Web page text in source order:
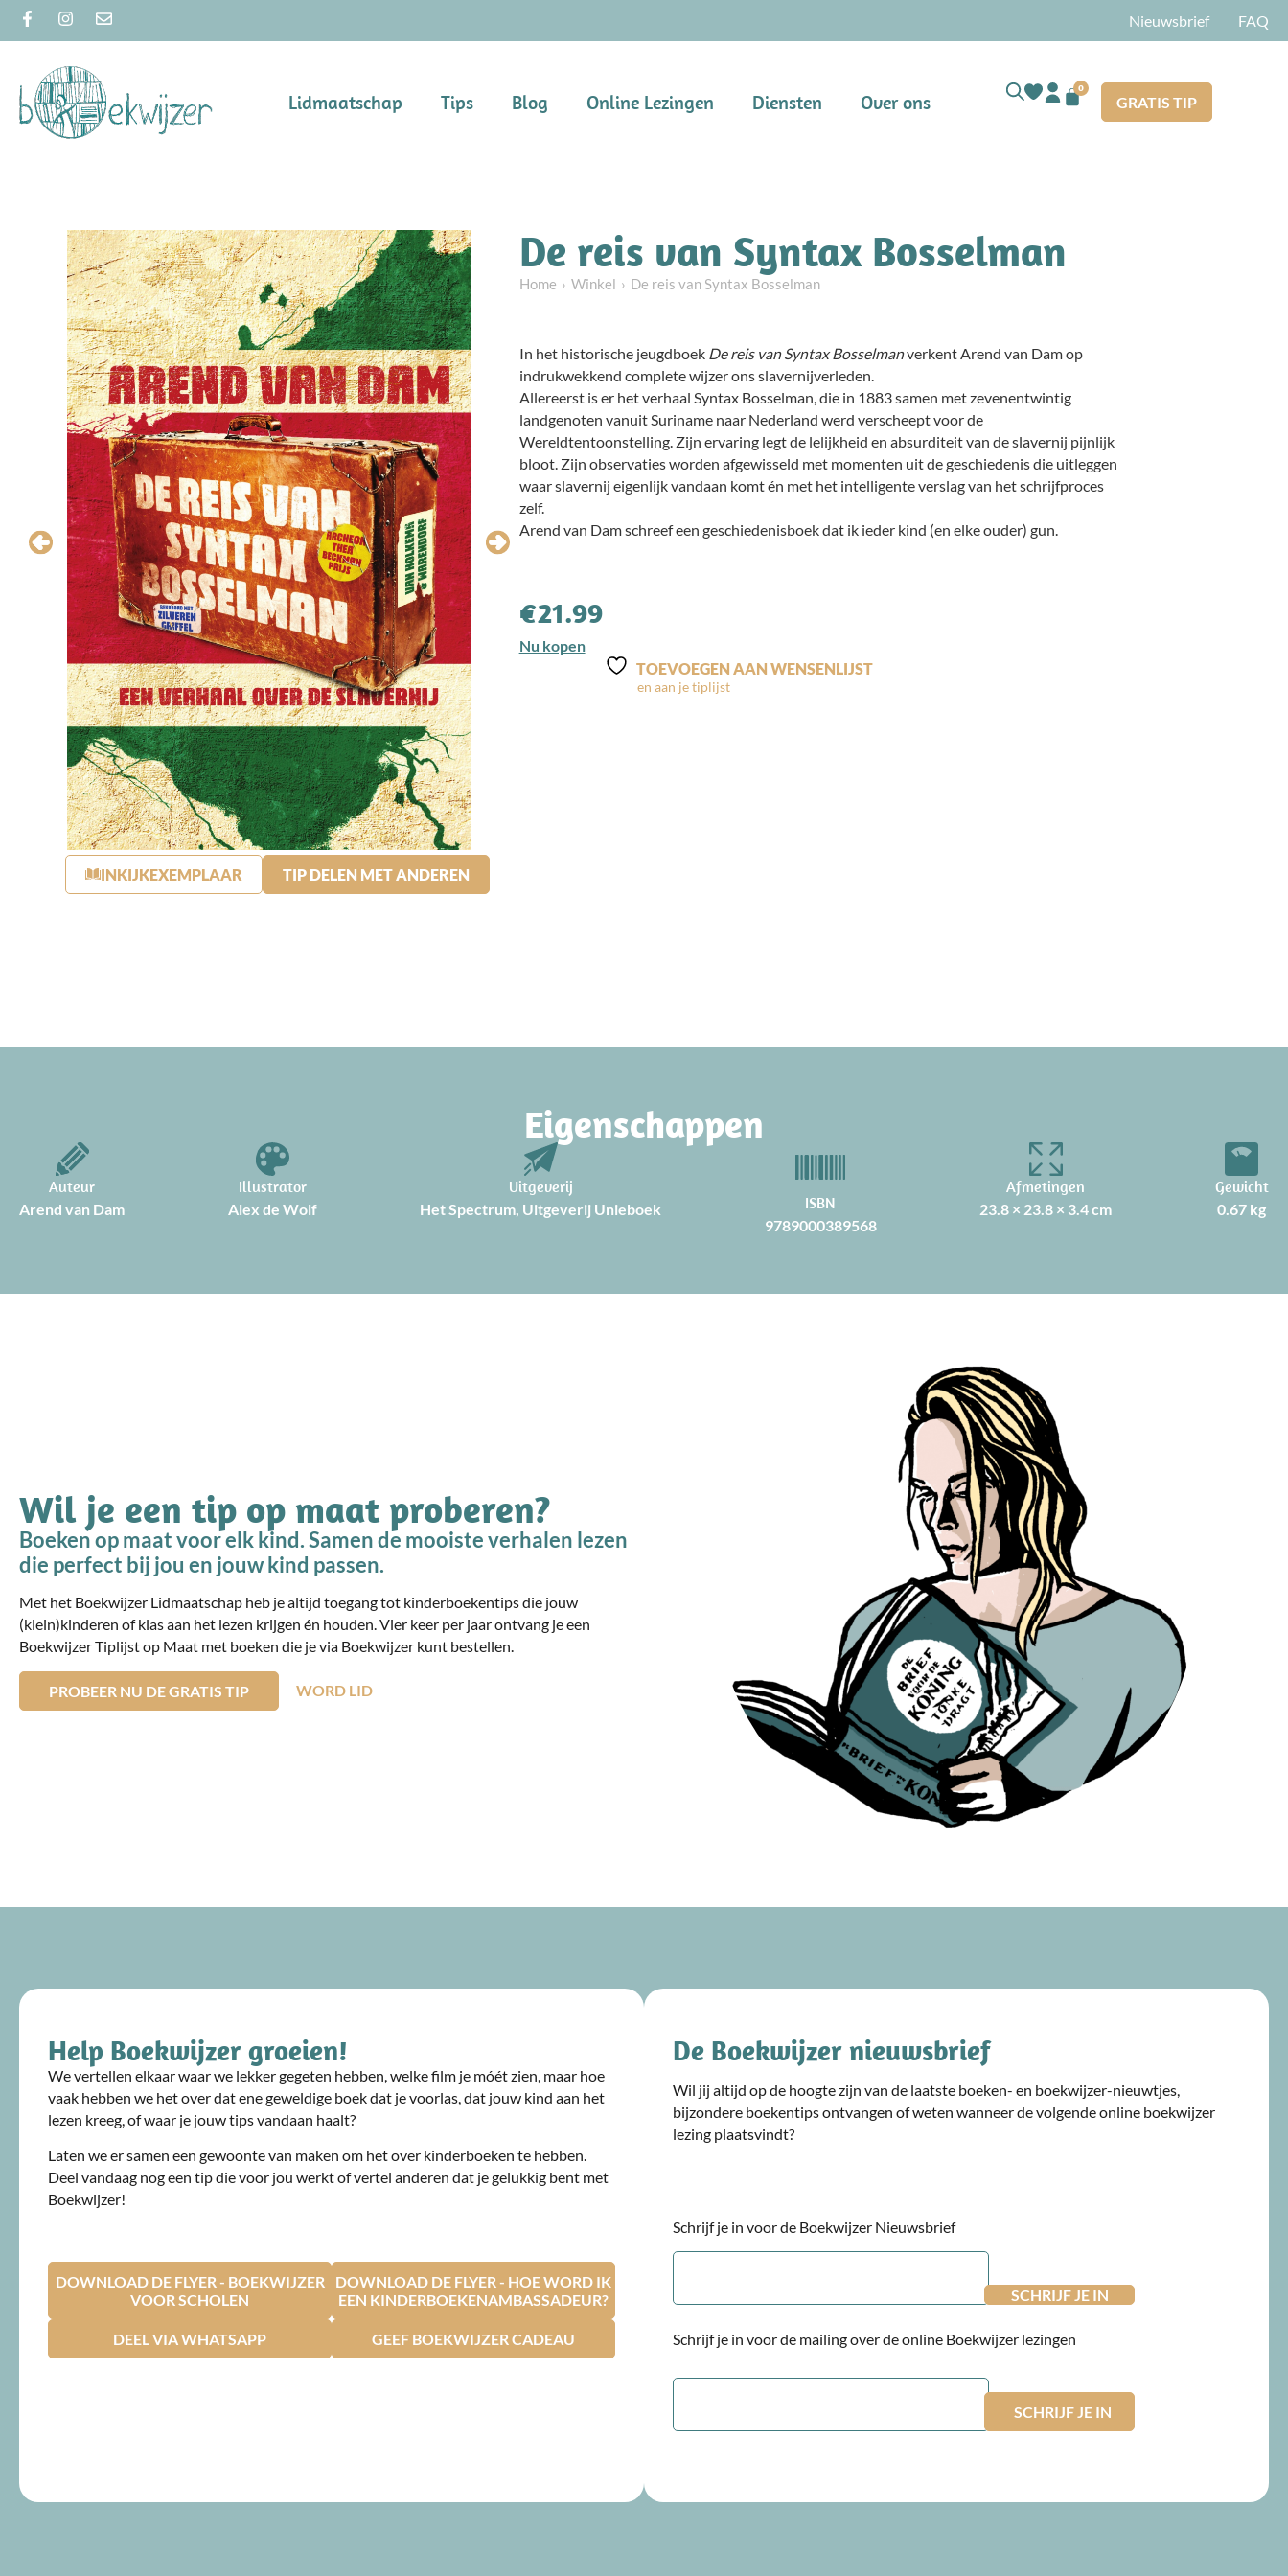
Nieuwsbrief FAQ
Lidmaatschap Tips Blog Online Lezingen Diensten Over ons
0
GRATIS TIP
INKIJKEXEMPLAAR TIP DELEN MET ANDEREN
De reis van Syntax Bosselman
Home Winkel De reis van Syntax Bosselman
In het historische jeugdboek De reis van Syntax Bosselmanverkent Arend van Dam op
indrukwekkend complete wijzer ons slavernijverleden.
Allereerst is er het verhaal Syntax Bosselman, die in 1883 samen met zevenentwintig
landgenoten vanuit Suriname naar Nederland werd verscheept voor de
Wereldtentoonstelling. Zijn ervaring legt de lelijkheid en absurditeit van de slavernij pijnlijk
bloot. Zijn observaties worden afgewisseld met momenten uit de geschiedenis die uitleggen
waar slavernij eigenlijk vandaan komt én met het intelligente verslag van het schrijfproces
zelf.
Arend van Dam schreef een geschiedenisboek dat ik ieder kind (en elke ouder) gun.
€21.99
Nu kopen
TOEVOEGEN AAN WENSENLIJST
Eigenschappen
Auteur
Arend van Dam
Illustrator
Alex de Wolf
Uitgeverij
Het Spectrum, Uitgeverij Unieboek ISBN
9789000389568
Afmetingen
23.8 × 23.8 × 3.4 cm
Gewicht
0.67 kg
Wil je een tip op maat proberen?
Boeken op maat voor elk kind. Samen de mooiste verhalen lezen
die perfect bij jou en jouw kind passen.
Met het Boekwijzer Lidmaatschap heb je altijd toegang tot kinderboekentips die jouw
(klein)kinderen of klas aan het lezen krijgen én houden. Vier keer per jaar ontvang je een
Boekwijzer Tiplijst op Maat met boeken die je via Boekwijzer kunt bestellen.
PROBEER NU DE GRATIS TIP WORD LID
Help Boekwijzer groeien!
We vertellen elkaar waar we lekker gegeten hebben, welke film je móét zien, maar hoe
vaak hebben we het over dat ene geweldige boek dat je voorlas, dat jouw kind aan het
lezen kreeg, of waar je jouw tips vandaan haalt?
Laten we er samen een gewoonte van maken om het over kinderboeken te hebben.
Deel vandaag nog een tip die voor jou werkt of vertel anderen dat je gelukkig bent met
Boekwijzer!
DOWNLOAD DE FLYER - BOEKWIJZER
VOOR SCHOLEN
DOWNLOAD DE FLYER - HOE WORD IK
EEN KINDERBOEKENAMBASSADEUR?
DEEL VIA WHATSAPP GEEF BOEKWIJZER CADEAU
De Boekwijzer nieuwsbrief
Wil jij altijd op de hoogte zijn van de laatste boeken- en boekwijzer-nieuwtjes,
bijzondere boekentips ontvangen of weten wanneer de volgende online boekwijzer
lezing plaatsvindt?
Schrijf je in voor de Boekwijzer Nieuwsbrief
E-
Schrijf je in voor de mailing over de online Boekwijzer lezingen
E-